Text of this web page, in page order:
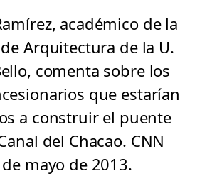
académico de la
Arquitectura de la U.
comenta sobre los
que estarían
a construir el puente
del Chacao. CNN
mayo de 2013.